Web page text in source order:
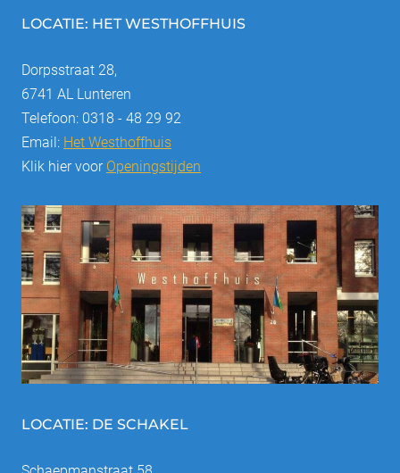
LOCATIE: HET WESTHOFFHUIS
Dorpsstraat 28,
6741 AL Lunteren
Telefoon: 0318 - 48 29 92
Email: Het Westhoffhuis
Klik hier voor Openingstijden
LOCATIE: DE SCHAKEL